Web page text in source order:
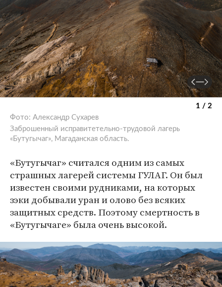
1 / 2
Фото: Александр Сухарев
Заброшенный исправитетельно-трудовой лагерь
«Бутугычаг», Магаданская область.
«Бутугычаг» считался одним из самых
страшных лагерей системы ГУЛАГ. Он был
известен своими рудниками, на которых
зэки добывали уран и олово без всяких
защитных средств. Поэтому смертность в
«Бутугычаге» была очень высокой.